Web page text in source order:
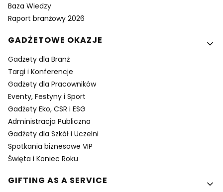
Baza Wiedzy
Raport branżowy 2026
GADŻETOWE OKAZJE
Gadżety dla Branż
Targi i Konferencje
Gadżety dla Pracowników
Eventy, Festyny i Sport
Gadżety Eko, CSR i ESG
Administracja Publiczna
Gadżety dla Szkół i Uczelni
Spotkania biznesowe VIP
Święta i Koniec Roku
GIFTING AS A SERVICE